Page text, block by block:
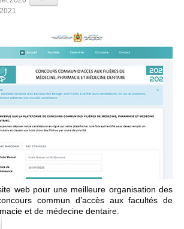
web pour une meilleure organisation des
commun d’accès aux facultés de
et de médecine dentaire.